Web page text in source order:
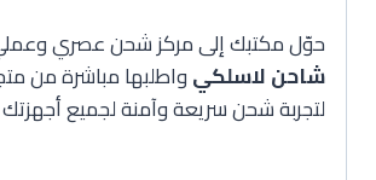
حوّل مكتبك إلى مركز شحن عصري
شاحن لاسلكيواطلبها مباشرة من
لتجربة شحن سريعة وآمنة لجميع